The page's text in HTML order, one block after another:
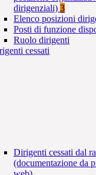
dirigenziali) 3
Elenco posizioni
Posti di funzione
Ruolo dirigenti
cessati
Dirigenti cessati dal
(documentazione da